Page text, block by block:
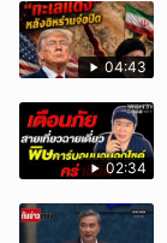
04:43
02:34